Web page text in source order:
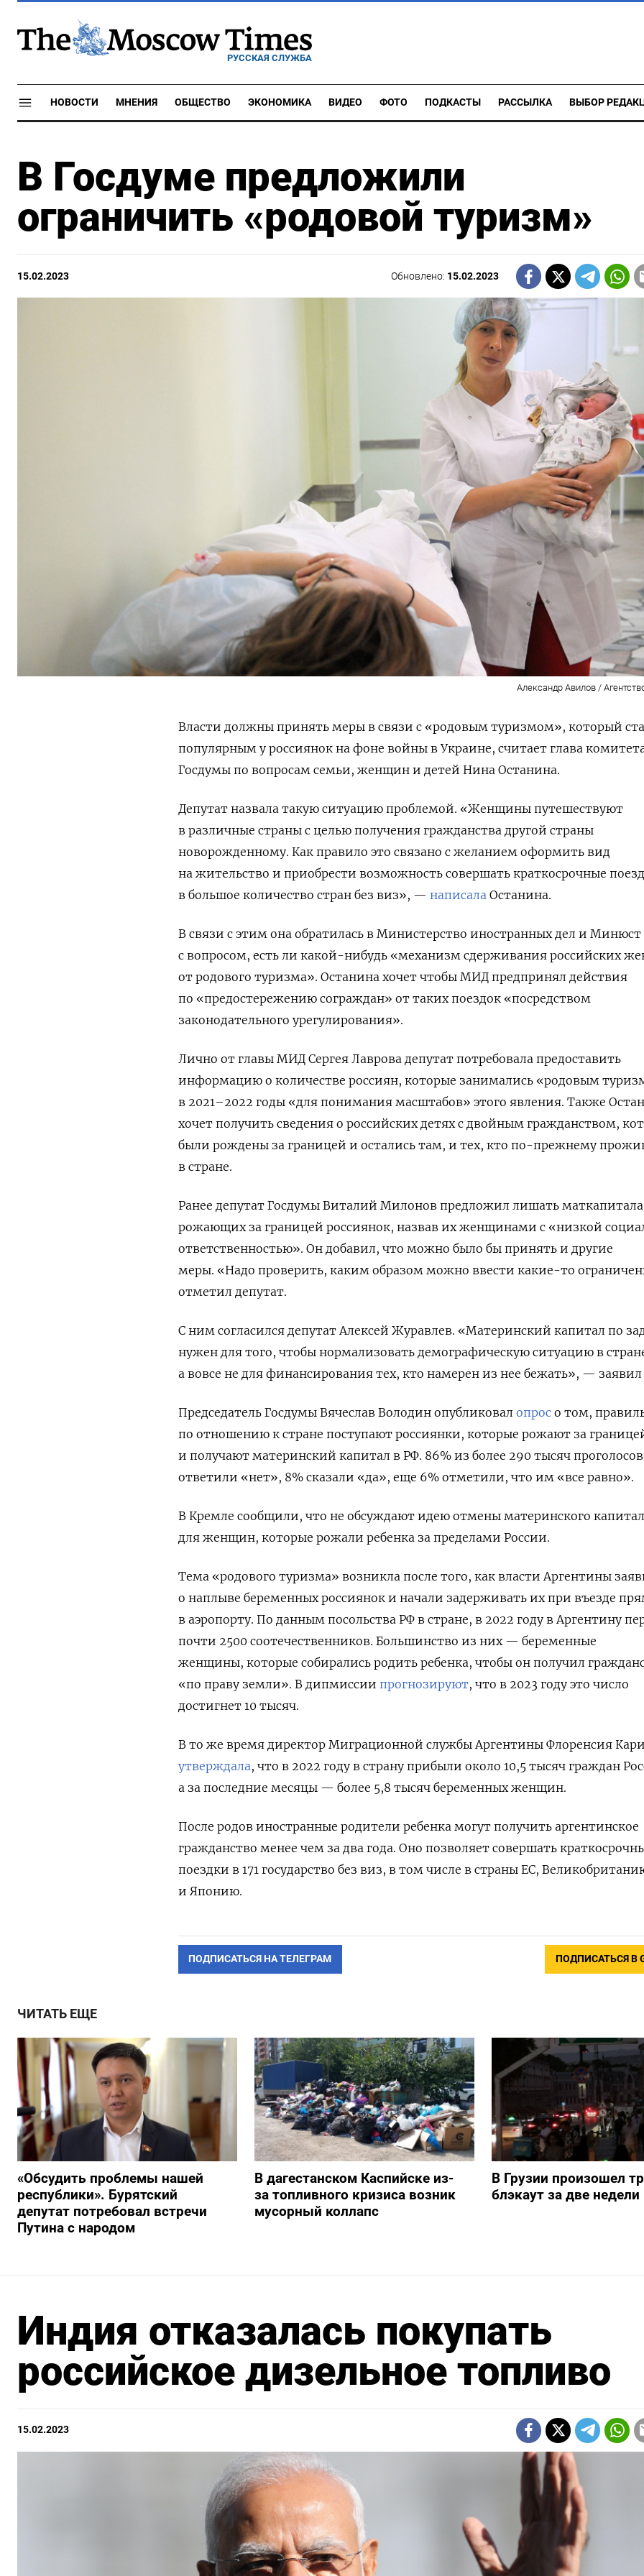
РУССКАЯ СЛУЖБА
НОВОСТИ МНЕНИЯ ОБЩЕСТВО ЭКОНОМИКА ВИДЕО ФОТО ПОДКАСТЫ РАССЫЛКА ВЫБОР
Подписывайтесь на
Moscow Times
в Telegram —
@moscowtimes_ru
ПОДПИСАТЬСЯ
В Госдуме предложили
ограничить «родовой туризм»
15.02.2023 Обновлено: 15.02.2023
Александр Авилов /
Власти должны принять меры в связи с «родовым туризмом», который
популярным у россиянок на фоне войны в Украине, считает глава
Госдумы по вопросам семьи, женщин и детей Нина Останина.
Депутат назвала такую ситуацию проблемой. «Женщины путешествуют
в различные страны с целью получения гражданства другой страны
новорожденному. Как правило это связано с желанием оформить вид
на жительство и приобрести возможность совершать краткосрочные
в большое количество стран без виз», — написала Останина.
В связи с этим она обратилась в Министерство иностранных дел и Минюст
с вопросом, есть ли какой-нибудь «механизм сдерживания российских
от родового туризма». Останина хочет чтобы МИД предпринял действия
по «предостережению сограждан» от таких поездок «посредством
законодательного урегулирования».
Лично от главы МИД Сергея Лаврова депутат потребовала предоставить
информацию о количестве россиян, которые занимались «родовым
в 2021–2022 годы «для понимания масштабов» этого явления. Также
хочет получить сведения о российских детях с двойным гражданством,
были рождены за границей и остались там, и тех, кто по-прежнему
в стране.
Ранее депутат Госдумы Виталий Милонов предложил лишать маткапитала
рожающих за границей россиянок, назвав их женщинами с «низкой
ответственностью». Он добавил, что можно было бы принять и другие
меры. «Надо проверить, каким образом можно ввести какие-то
отметил депутат.
С ним согласился депутат Алексей Журавлев. «Материнский капитал по
нужен для того, чтобы нормализовать демографическую ситуацию в
а вовсе не для финансирования тех, кто намерен из нее бежать», — заявил
Председатель Госдумы Вячеслав Володин опубликовал опрос о том,
по отношению к стране поступают россиянки, которые рожают за
и получают материнский капитал в РФ. 86% из более 290 тысяч
ответили «нет», 8% сказали «да», еще 6% отметили, что им «все равно».
В Кремле сообщили, что не обсуждают идею отмены материнского
для женщин, которые рожали ребенка за пределами России.
Тема «родового туризма» возникла после того, как власти Аргентины
о наплыве беременных россиянок и начали задерживать их при въезде
в аэропорту. По данным посольства РФ в стране, в 2022 году в Аргентину
почти 2500 соотечественников. Большинство из них — беременные
женщины, которые собирались родить ребенка, чтобы он получил
«по праву земли». В дипмиссии прогнозируют, что в 2023 году это число
достигнет 10 тысяч.
В то же время директор Миграционной службы Аргентины Флоренсия
утверждала, что в 2022 году в страну прибыли около 10,5 тысяч граждан
а за последние месяцы — более 5,8 тысяч беременных женщин.
После родов иностранные родители ребенка могут получить аргентинское
гражданство менее чем за два года. Оно позволяет совершать
поездки в 171 государство без виз, в том числе в страны ЕС,
и Японию.
ПОДПИСАТЬСЯ НА ТЕЛЕГРАМ ПОДПИСАТЬСЯ В
ЧИТАТЬ ЕЩЕ
«Обсудить проблемы нашей
республики». Бурятский
депутат потребовал встречи
Путина с народом
В дагестанском Каспийске из-
за топливного кризиса возник
мусорный коллапс
В Грузии произошел
блэкаут за две недели
Индия отказалась покупать
российское дизельное топливо
15.02.2023